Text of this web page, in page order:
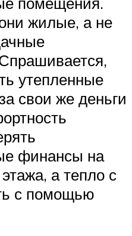
жилые, а не
утепленные
свои же деньги
финансы на
а тепло с
с помощью